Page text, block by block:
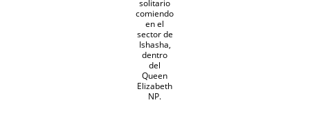
solitario
comiendo
en el
sector de
Ishasha,
dentro
del
Queen
Elizabeth
NP.